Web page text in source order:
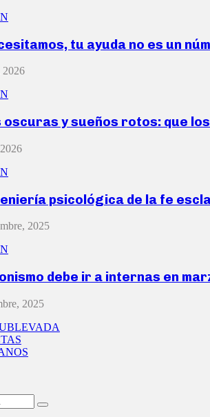
tu ayuda no es un
2026
oscuras y sueños rotos: que
psicológica de la fe
2025
debe ir a internas en
2025
Search